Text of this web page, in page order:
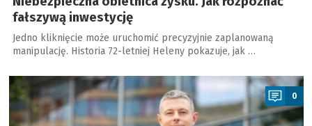
fałszywą inwestycję
Jedno kliknięcie może uruchomić precyzyjnie zaplanowaną
manipulację. Historia 72-letniej Heleny pokazuje, jak …
a
0